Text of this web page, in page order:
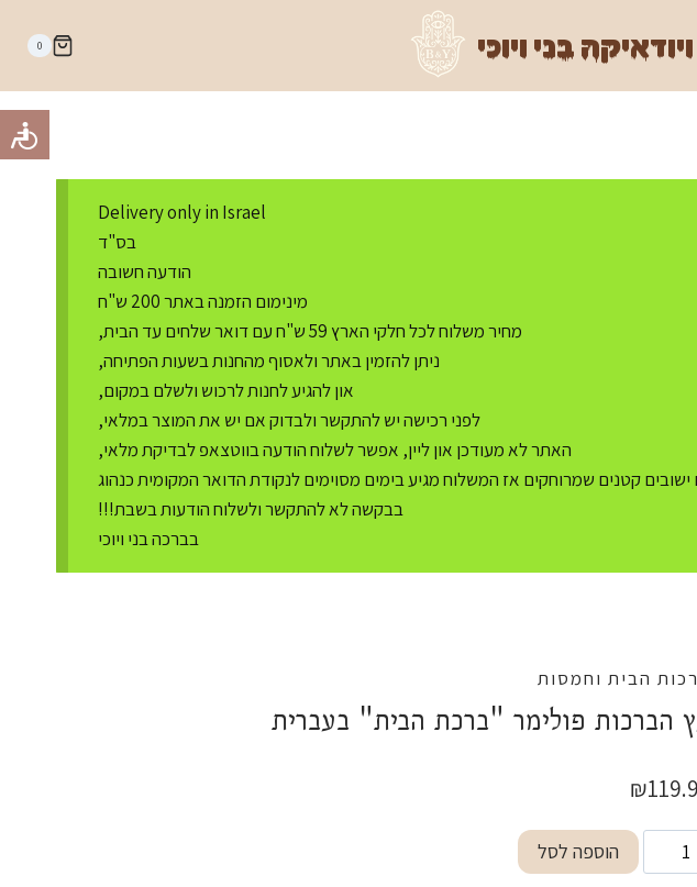
בני ויוכי 0
Delivery only in Israel
בס"ד
הודעה חשובה
מינימום הזמנה באתר 200 ש"ח
מחיר משלוח לכל חלקי הארץ 59 ש"ח עם דואר שלחים עד הבית,
ניתן להזמין באתר ולאסוף מהחנות בשעות הפתיחה,
און להגיע לחנות לרכוש ולשלם במקום,
לפני רכישה יש להתקשר ולבדוק אם יש את המוצר במלאי,
האתר לא מעודכן און ליין, אפשר לשלוח הודעה בווטצאפ לבדיקת מלאי,
ישובים קטנים שמרוחקים אז המשלוח מגיע בימים מסוימים לנקודת הדואר המקומית כנהוג
בבקשה לא להתקשר ולשלוח הודעות בשבת!!!
בברכה בני ויוכי
הבית וחמסות
הברכות פולימר "ברכת הבית" בעברית
₪
הוספה לסל